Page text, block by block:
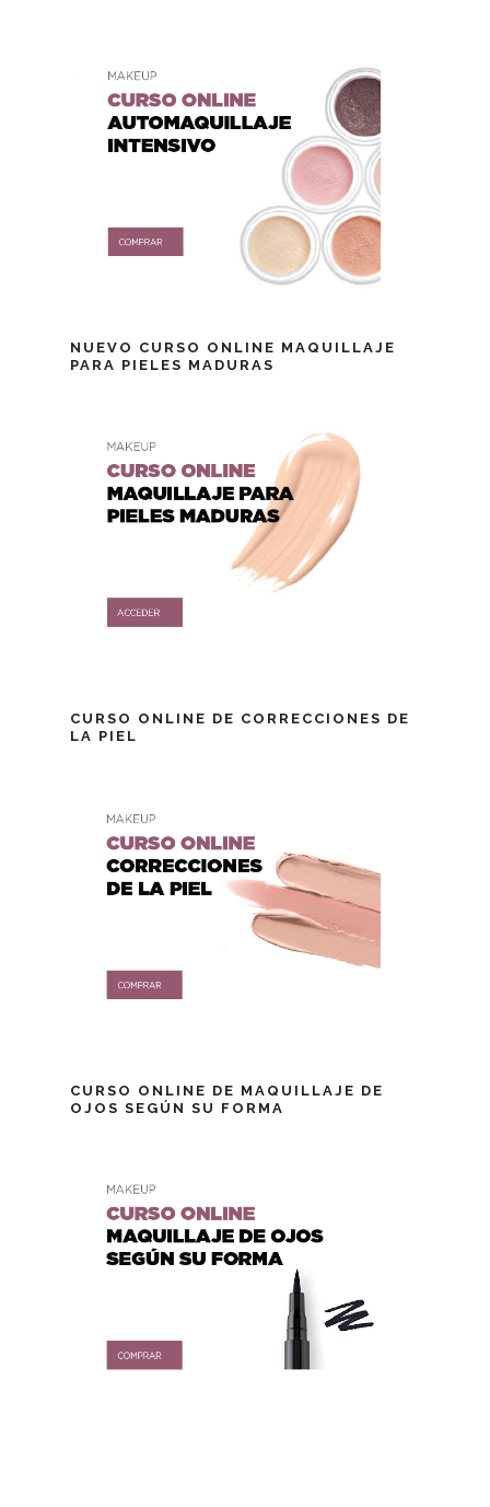
NUEVO CURSO ONLINE MAQUILLAJE
PARA PIELES MADURAS
CURSO ONLINE DE CORRECCIONES DE
LA PIEL
CURSO ONLINE DE MAQUILLAJE DE
OJOS SEGÚN SU FORMA